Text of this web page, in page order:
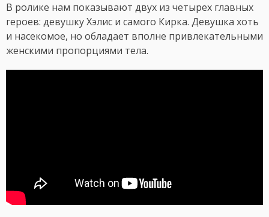
В ролике нам показывают двух из четырех главных
героев: девушку Хэлис и самого Кирка. Девушка хоть
и насекомое, но обладает вполне привлекательными
женскими пропорциями тела.